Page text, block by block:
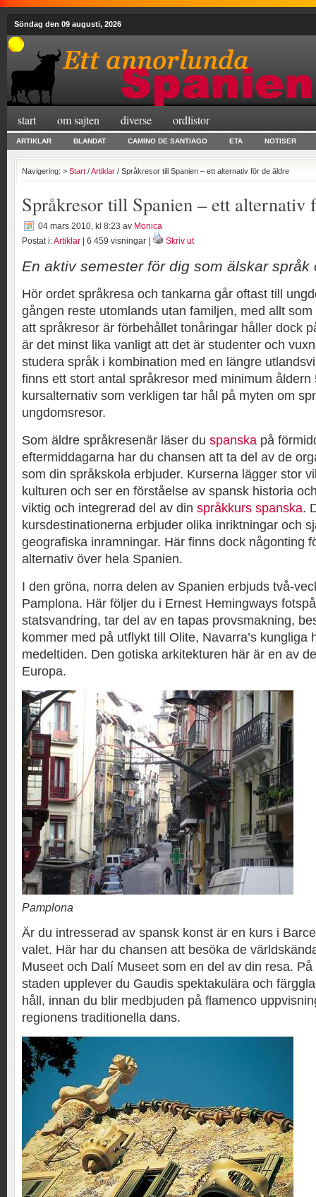
Söndag den 09 augusti, 2026
start om sajten diverse ordlistor
ARTIKLAR BLANDAT CAMINO DE SANTIAGO ETA NOTISER
Navigering: > Start /Artiklar / Språkresor till Spanien – ett alternativ för de äldre
Språkresor till Spanien – ett alternativ
04 mars 2010, kl 8:23 av Monica
Postat i:Artiklar | 6 459 visningar | Skriv ut
En aktiv semester för dig som älskar språk
Hör ordet språkresa och tankarna går oftast till
gången reste utomlands utan familjen, med allt som
att språkresor är förbehållet tonåringar håller dock
är det minst lika vanligt att det är studenter och
studera språk i kombination med en längre
finns ett stort antal språkresor med minimum åldern
kursalternativ som verkligen tar hål på myten om
ungdomsresor.
Som äldre språkresenär läser du spanska på
eftermiddagarna har du chansen att ta del av de
som din språkskola erbjuder. Kurserna lägger stor
kulturen och ser en förståelse av spansk historia
viktig och integrerad del av din språkkurs spanska.
kursdestinationerna erbjuder olika inriktningar och
geografiska inramningar. Här finns dock någonting
alternativ över hela Spanien.
I den gröna, norra delen av Spanien erbjuds två-
Pamplona. Här följer du i Ernest Hemingways
statsvandring, tar del av en tapas provsmakning,
kommer med på utflykt till Olite, Navarra’s kungliga
medeltiden. Den gotiska arkitekturen här är en av
Europa.
Pamplona
Är du intresserad av spansk konst är en kurs i
valet. Här har du chansen att besöka de
Museet och Dalí Museet som en del av din resa.
staden upplever du Gaudis spektakulära och
håll, innan du blir medbjuden på flamenco
regionens traditionella dans.